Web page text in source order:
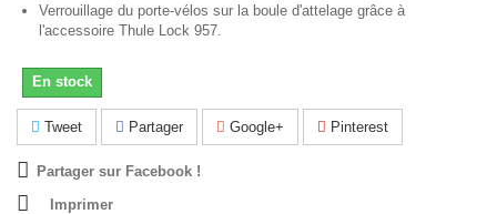
Verrouillage du porte-vélos sur la boule d'attelage grâce à
l'accessoire Thule Lock 957.
En stock
Tweet Partager Google+ Pinterest
Partager sur Facebook !
Imprimer